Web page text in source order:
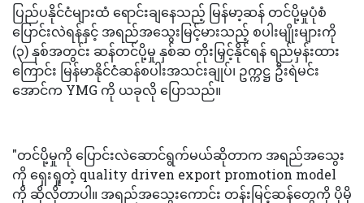
ပြည်ပနိုင်ငံများထံ ရောင်းချနေသည့် မြန်မာ့ဆန် တင်ပို့မှုပုံစံ
ပြောင်းလဲရန်နှင့် အရည်အသွေးမြင့်မားသည့် စပါးမျိုးများကို
(၃) နှစ်အတွင်း ဆန်တင်ပို့မှု နှစ်ဆ တိုးမြှင့်နိုင်ရန် ရည်မှန်းထား
ကြောင်း မြန်မာနိုင်ငံဆန်စပါးအသင်းချုပ်၊ ဥက္ကဋ္ဌ ဦးရဲမင်း
အောင်က YMG ကို ယခုလို ပြောသည်။
"တင်ပို့မှုကို ပြောင်းလဲဆောင်ရွက်မယ်ဆိုတာက အရည်အသွေး
ကို ရှေးရှုတဲ့ quality driven export promotion model
ကို ဆိုလိုတာပါ။ အရည်အသွေးကောင်း တန်းမြင့်ဆန်တွေကို ပိုမို